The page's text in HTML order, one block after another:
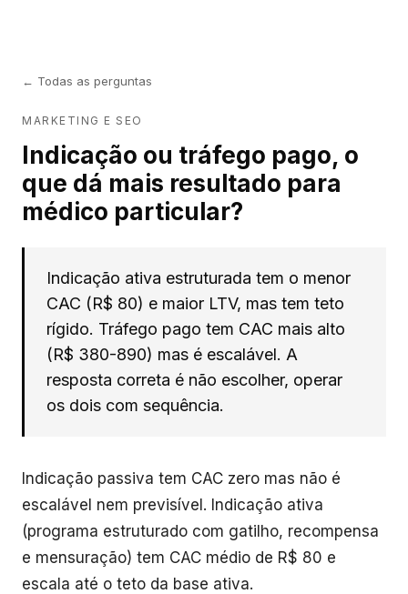
← Todas as perguntas
MARKETING E SEO
Indicação ou tráfego pago, o
que dá mais resultado para
médico particular?
Indicação ativa estruturada tem o menor
CAC (R$ 80) e maior LTV, mas tem teto
rígido. Tráfego pago tem CAC mais alto
(R$ 380-890) mas é escalável. A
resposta correta é não escolher, operar
os dois com sequência.
Indicação passiva tem CAC zero mas não é
escalável nem previsível. Indicação ativa
(programa estruturado com gatilho, recompensa
e mensuração) tem CAC médio de R$ 80 e
escala até o teto da base ativa.